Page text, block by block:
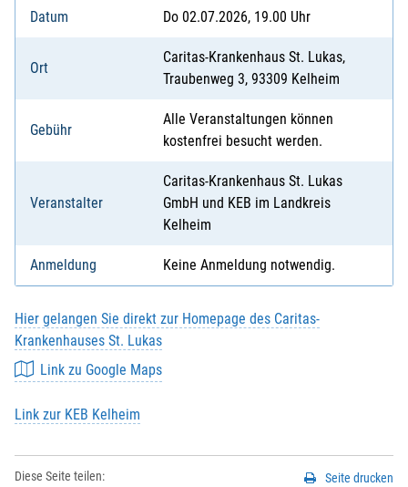
Datum Do 02.07.2026, 19.00 Uhr
Ort
Caritas-Krankenhaus St. Lukas,
Traubenweg 3, 93309 Kelheim
Gebühr
Alle Veranstaltungen können
kostenfrei besucht werden.
Veranstalter
Caritas-Krankenhaus St. Lukas
GmbH und KEB im Landkreis
Kelheim
Anmeldung Keine Anmeldung notwendig.
Hier gelangen Sie direkt zur Homepage des Caritas-
Krankenhauses St. Lukas
Link zu Google Maps
Link zur KEB Kelheim
Diese Seite teilen: Seite drucken